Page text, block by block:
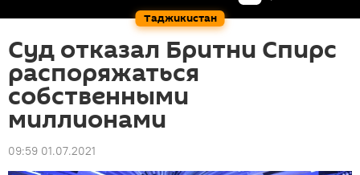
Таджикистан
Суд отказал Бритни Спирс
распоряжаться
собственными
миллионами
09:59 01.07.2021